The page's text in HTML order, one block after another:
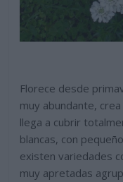
Florece desde
muy abundante,
llega a cubrir
blancas, con
existen variedades
muy apretadas